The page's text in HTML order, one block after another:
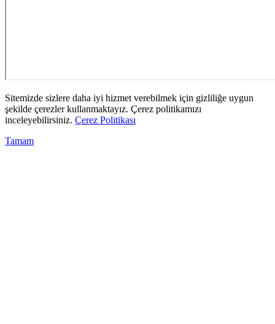
Sitemizde sizlere daha iyi hizmet verebilmek için gizliliğe uygun
şekilde çerezler kullanmaktayız. Çerez politikamızı
inceleyebilirsiniz. Çerez Politikası
Tamam